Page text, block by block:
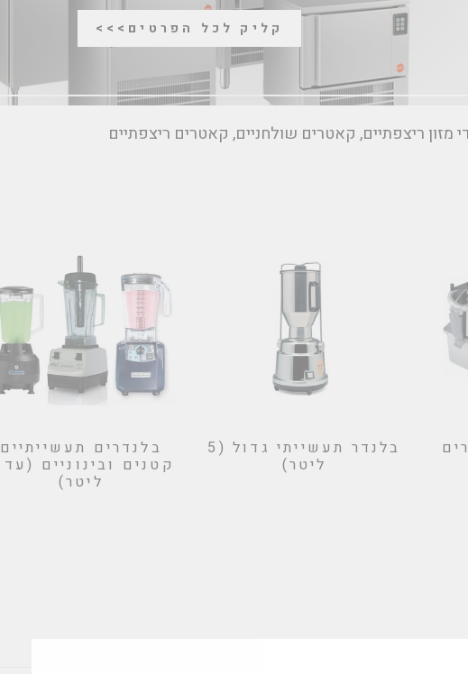
קליק לכל הפרטים>>>
מזון ריצפתיים, קאטרים שולחניים, קאטרים ריצפתיים
בלנדר תעשייתי גדול (5
ליטר)
בלנדרים תעשייתיים
ליטר)